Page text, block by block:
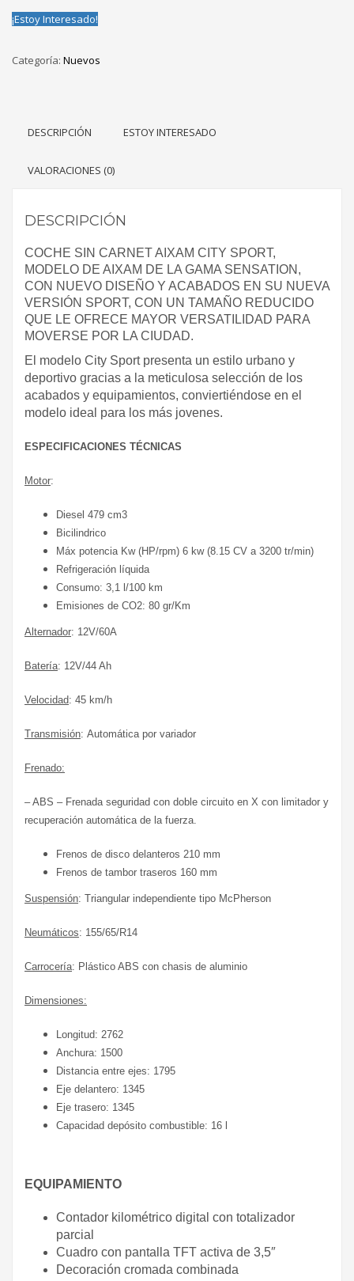
¡Estoy Interesado!
Categoría: Nuevos
DESCRIPCIÓN ESTOY INTERESADO
VALORACIONES (0)
DESCRIPCIÓN
COCHE SIN CARNET AIXAM CITY SPORT,
MODELO DE AIXAM DE LA GAMA SENSATION,
CON NUEVO DISEÑO Y ACABADOS EN SU NUEVA
VERSIÓN SPORT, CON UN TAMAÑO REDUCIDO
QUE LE OFRECE MAYOR VERSATILIDAD PARA
MOVERSE POR LA CIUDAD.
El modelo City Sport presenta un estilo urbano y
deportivo gracias a la meticulosa selección de los
acabados y equipamientos, conviertiéndose en el
modelo ideal para los más jovenes.
ESPECIFICACIONES TÉCNICAS
Motor:
Diesel 479 cm3
Bicilindrico
Máx potencia Kw (HP/rpm) 6 kw (8.15 CV a 3200 tr/min)
Refrigeración líquida
Consumo: 3,1 l/100 km
Emisiones de CO2: 80 gr/Km
Alternador: 12V/60A
Batería: 12V/44 Ah
Velocidad: 45 km/h
Transmisión: Automática por variador
Frenado:
– ABS – Frenada seguridad con doble circuito en X con limitador y
recuperación automática de la fuerza.
Frenos de disco delanteros 210 mm
Frenos de tambor traseros 160 mm
Suspensión: Triangular independiente tipo McPherson
Neumáticos: 155/65/R14
Carrocería: Plástico ABS con chasis de aluminio
Dimensiones:
Longitud: 2762
Anchura: 1500
Distancia entre ejes: 1795
Eje delantero: 1345
Eje trasero: 1345
Capacidad depósito combustible: 16 l
EQUIPAMIENTO
Contador kilométrico digital con totalizador
parcial
Cuadro con pantalla TFT activa de 3,5″
Decoración cromada combinada